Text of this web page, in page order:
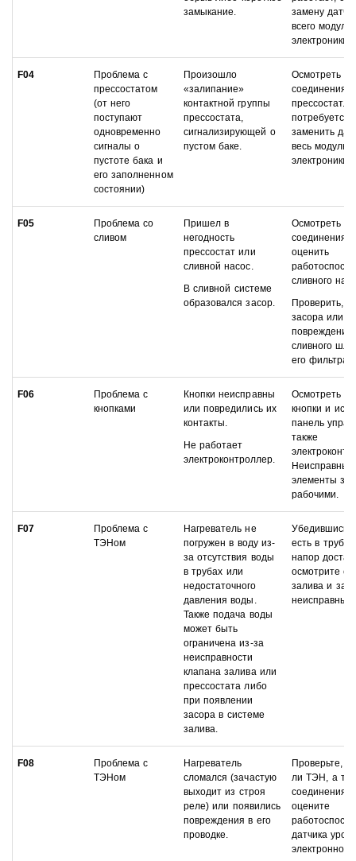
замыкание.
замену
всего модуля
электроники.
F04
Проблема с
прессостатом
(от него
поступают
одновременно
сигналы о
пустоте бака и
его заполненном
состоянии)
Произошло
«залипание»
контактной группы
прессостата,
сигнализирующей о
пустом баке.
Осмотреть
соединения
прессостат.
потребуется,
заменить
весь модуль
электроники.
F05
Проблема со
сливом
Пришел в
негодность
прессостат или
сливной насос.
В сливной системе
образовался засор.
Осмотреть
соединения,
оценить
сливного
Проверить,
засора или
повреждения
сливного
его фильтра.
F06
Проблема с
кнопками
Кнопки неисправны
или повредились их
контакты.
Не работает
электроконтроллер.
Осмотреть
кнопки и
панель
также
Неисправные
элементы
рабочими.
F07
Проблема с
ТЭНом
Нагреватель не
погружен в воду из-
за отсутствия воды
в трубах или
недостаточного
давления воды.
Также подача воды
может быть
ограничена из-за
неисправности
клапана залива или
прессостата либо
при появлении
засора в системе
залива.
Убедившись,
есть в
напор
осмотрите
залива и
неисправные
F08
Проблема с
ТЭНом
Нагреватель
сломался (зачастую
выходит из строя
реле) или появились
повреждения в его
проводке.
Проверьте,
ли ТЭН, а
соединения.
оцените
датчика